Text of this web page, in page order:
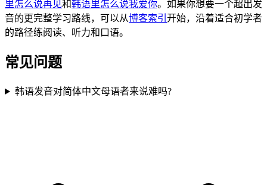
里怎么说再见和韩语里怎么说我爱你。如果你想要一个超出发
音的更完整学习路线，可以从博客索引 开始，沿着适合初学者
的路径练阅读、听力和口语。
常见问题
韩语发音对简体中文母语者来说难吗?